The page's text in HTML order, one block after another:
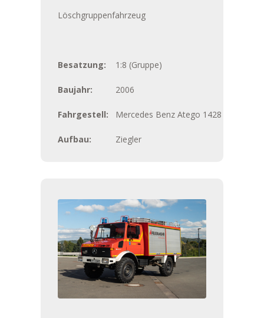
Löschgruppenfahrzeug
Besatzung: 1:8 (Gruppe)
Baujahr: 2006
Fahrgestell: Mercedes Benz Atego 1428
Aufbau: Ziegler